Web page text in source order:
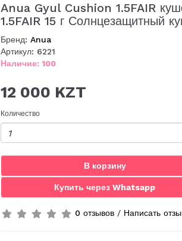
Anua Gyul Cushion 1.5FAIR
1.5FAIR 15 г Солнцезащитный
Бренд: Anua
Артикул: 6221
Наличие: 100
12 000 KZT
Количество
В корзину
Купить через Whatsapp
0 отзывов / Написать